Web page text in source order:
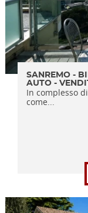
SANREMO -
AUTO -
In complesso
come...